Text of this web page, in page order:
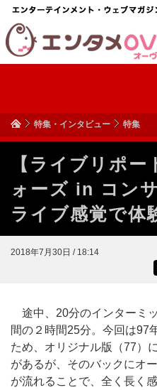
特集・インタビュー 特集
【ライブリポ
ォーズ in コン
ライブ感覚で体
2018年7月30日 / 18:14
途中、20分のインターミ
間の２時間25分。今回は97
ため、オリジナル版（77）
があるが、そのバックにオ
が流れることで、全く長く